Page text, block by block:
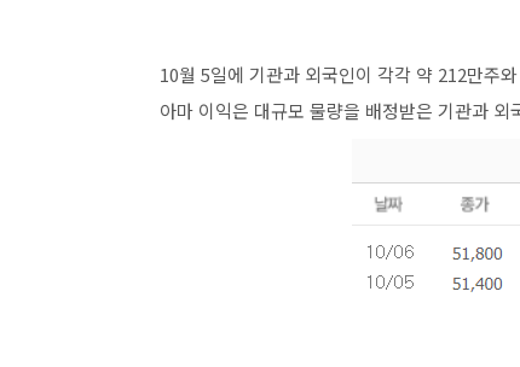
10월 5일에 기관과 외국인이 각각 약 212만주
아마 이익은 대규모 물량을 배정받은 기관과 외